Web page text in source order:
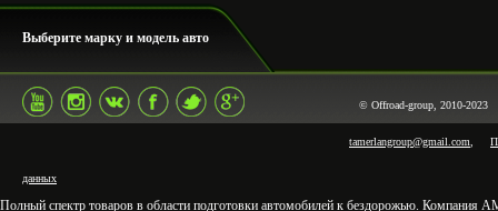
Выберите марку и модель авто
© Offroad-group, 2010-
tamerlangroup@gmail.com
данных
Полный спектр товаров в области подготовки автомобилей к бездорожью. Компания